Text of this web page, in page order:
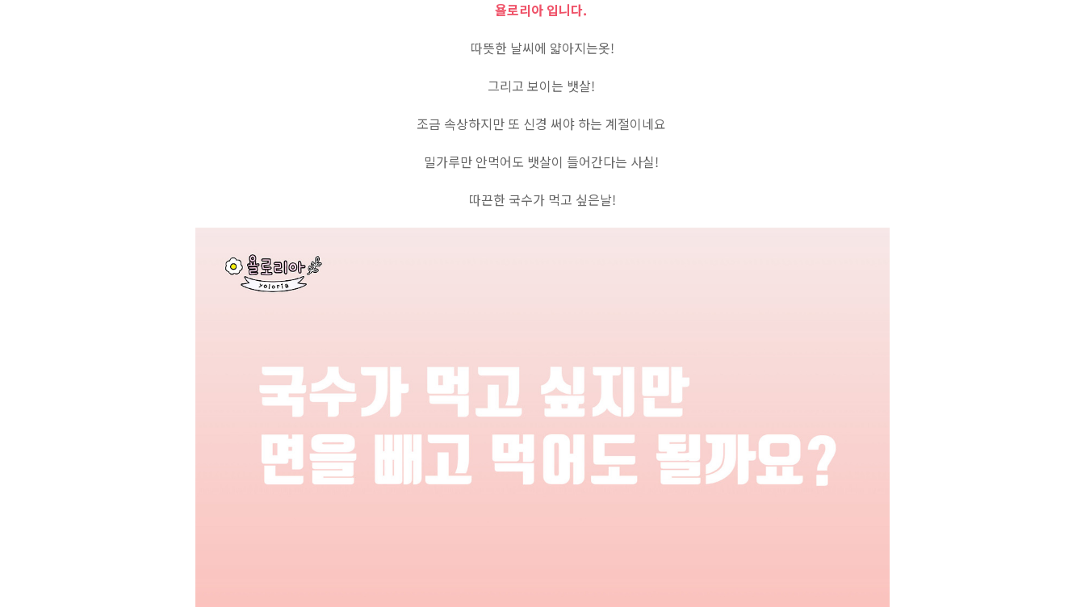
욜로리아 입니다.
따뜻한 날씨에 얇아지는옷!
그리고 보이는 뱃살!
조금 속상하지만 또 신경 써야 하는 계절이네요
밀가루만 안먹어도 뱃살이 들어간다는 사실!
따끈한 국수가 먹고 싶은날!